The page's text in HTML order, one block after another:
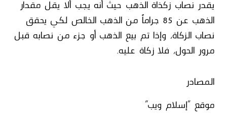
يقدر نصاب زكذاة الذهب حيث أنه يجب ألا يقل مقدار
الذهب عن 85 جراماً من الذهب الخالص لكي يحقق
نصاب الزكاة، وإذا تم بيع الذهب أو جزء من نصابه قبل
مرور الحول، فلا زكاة عليه.
المصادر
موقع “إسلام ويب”